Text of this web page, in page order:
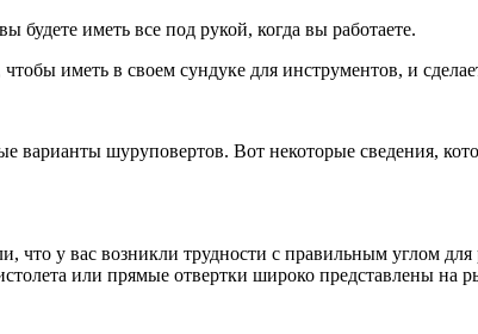
иметь все под рукой, когда вы работаете.
иметь в своем сундуке для инструментов, и
варианты шуруповертов. Вот некоторые сведения,
что у вас возникли трудности с правильным углом
или прямые отвертки широко представлены на